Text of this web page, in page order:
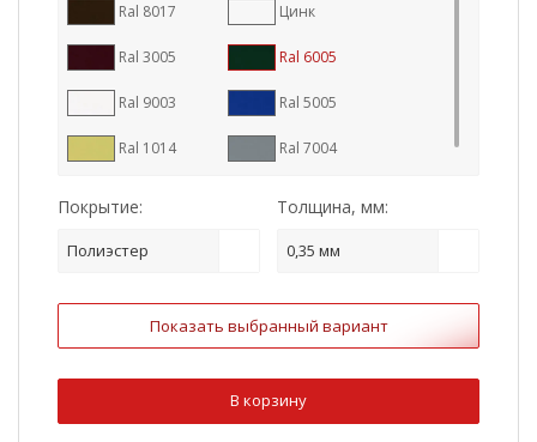
Ral 8017 Цинк
Ral 3005 Ral 6005
Ral 9003 Ral 5005
Ral 1014 Ral 7004
Покрытие:
Полиэстер
Толщина, мм:
0,35 мм
Показать выбранный вариант
В корзину